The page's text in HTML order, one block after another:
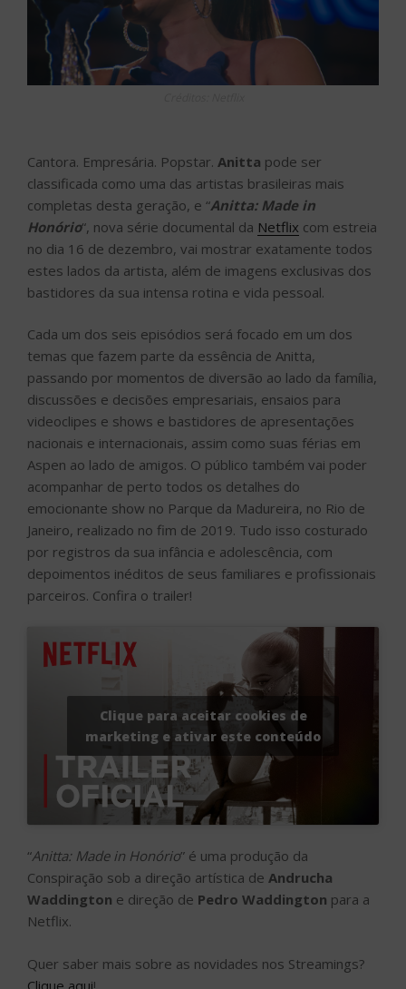
classificada como uma das artistas brasileiras mais
completas desta geração, e “
Anitta: Made in
Honório“, nova série documental da
com estreia
no dia 16 de dezembro, vai mostrar exatamente todos
Cada um dos seis episódios será focado em um dos
temas que fazem parte da essência de Anitta,
passando por momentos de diversão ao lado da família,
discussões e decisões empresariais, ensaios para
videoclipes e shows e bastidores de apresentações
nacionais e internacionais, assim como suas férias em
Aspen ao lado de amigos. O público também vai poder
emocionante show no Parque da Madureira, no Rio de
Janeiro, realizado no fim de 2019. Tudo isso costurado
por registros da sua infância e adolescência, com
depoimentos inéditos de seus familiares e profissionais
parceiros. Confira o trailer!
Clique para aceitar cookies de
marketing e ativar este conteúdo
” é uma produção da
Conspiração sob a direção artística de
Andrucha
Waddingtone direção dePedro Waddington
Quer saber mais sobre as novidades nos Streamings?
Clique aqui
#TBT: Relembre três cenas e os bastidores
do musical “Wicked”
PUBLICADO
16 DE ABRIL DE 2020